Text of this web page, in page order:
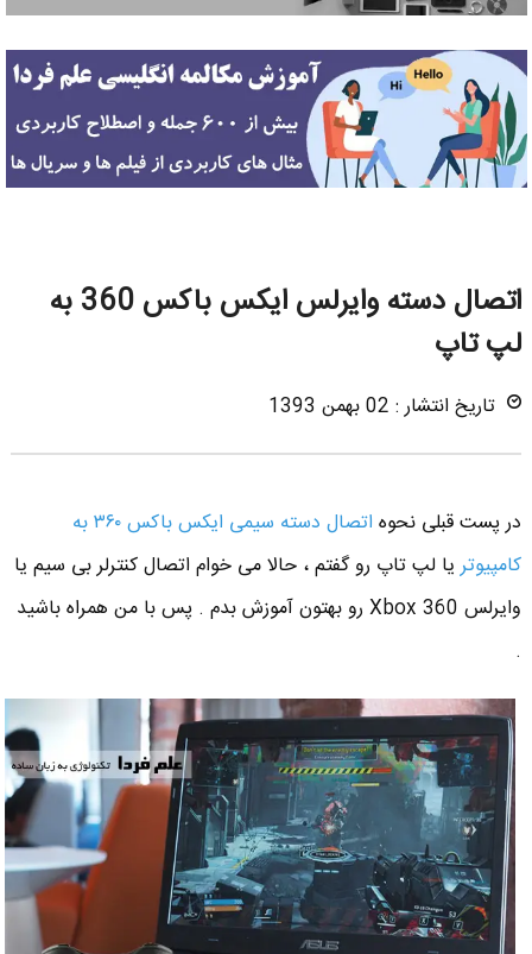
اتصال دسته وایرلس ایکس باکس 360 به
لپ تاپ
تاریخ انتشار : 02 بهمن 1393
در پست قبلی نحوه
اتصال دسته سیمی ایکس باکس ۳۶۰ به
کامپیوتریا لپ تاپ رو گفتم ، حالا می خوام اتصال کنترلر بی سیم یا
وایرلس Xbox 360 رو بهتون آموزش بدم . پس با من همراه باشید
.